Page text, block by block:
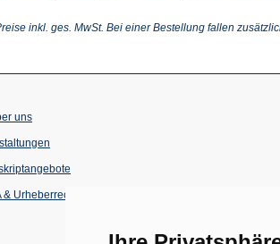
neuen
neuen
inkl. ges. MwSt. Bei einer Bestellung fallen
uns
einem
Tab)
& Urheberrecht